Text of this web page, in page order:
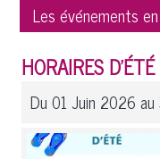
Les événements
HORAIRES
Du 01 Juin 2026